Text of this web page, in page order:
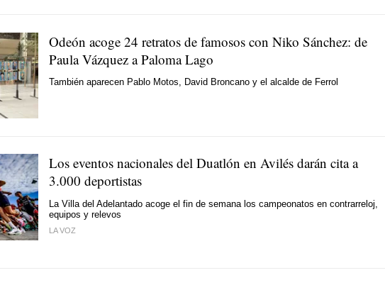
Odeón acoge 24 retratos de famosos con Niko Sánchez: de
Paula Vázquez a Paloma Lago
También aparecen Pablo Motos, David Broncano y el alcalde de Ferrol
Los eventos nacionales del Duatlón en Avilés darán cita a
3.000 deportistas
La Villa del Adelantado acoge el fin de semana los campeonatos en contrarreloj,
equipos y relevos
LA VOZ